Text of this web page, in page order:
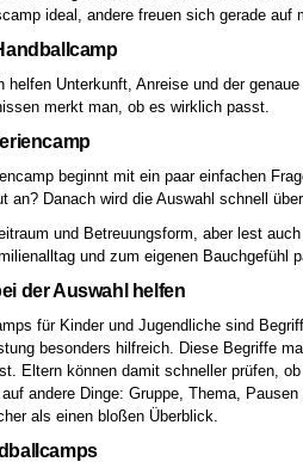
ideal, andere freuen sich gerade auf
Unterkunft, Anreise und der
merkt man, ob es wirklich passt.
beginnt mit ein paar einfachen
an? Danach wird die Auswahl schnell
und Betreuungsform, aber lest
und zum eigenen Bauchgefühl
der Auswahl helfen
für Kinder und Jugendliche sind
besonders hilfreich. Diese Begriffe
Eltern können damit schneller prüfen,
andere Dinge: Gruppe, Thema,
als einen bloßen Überblick.